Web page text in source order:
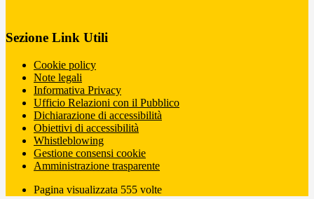
Sezione Link Utili
Cookie policy
Note legali
Informativa Privacy
Ufficio Relazioni con il Pubblico
Dichiarazione di accessibilità
Obiettivi di accessibilità
Whistleblowing
Gestione consensi cookie
Amministrazione trasparente
Pagina visualizzata 555 volte